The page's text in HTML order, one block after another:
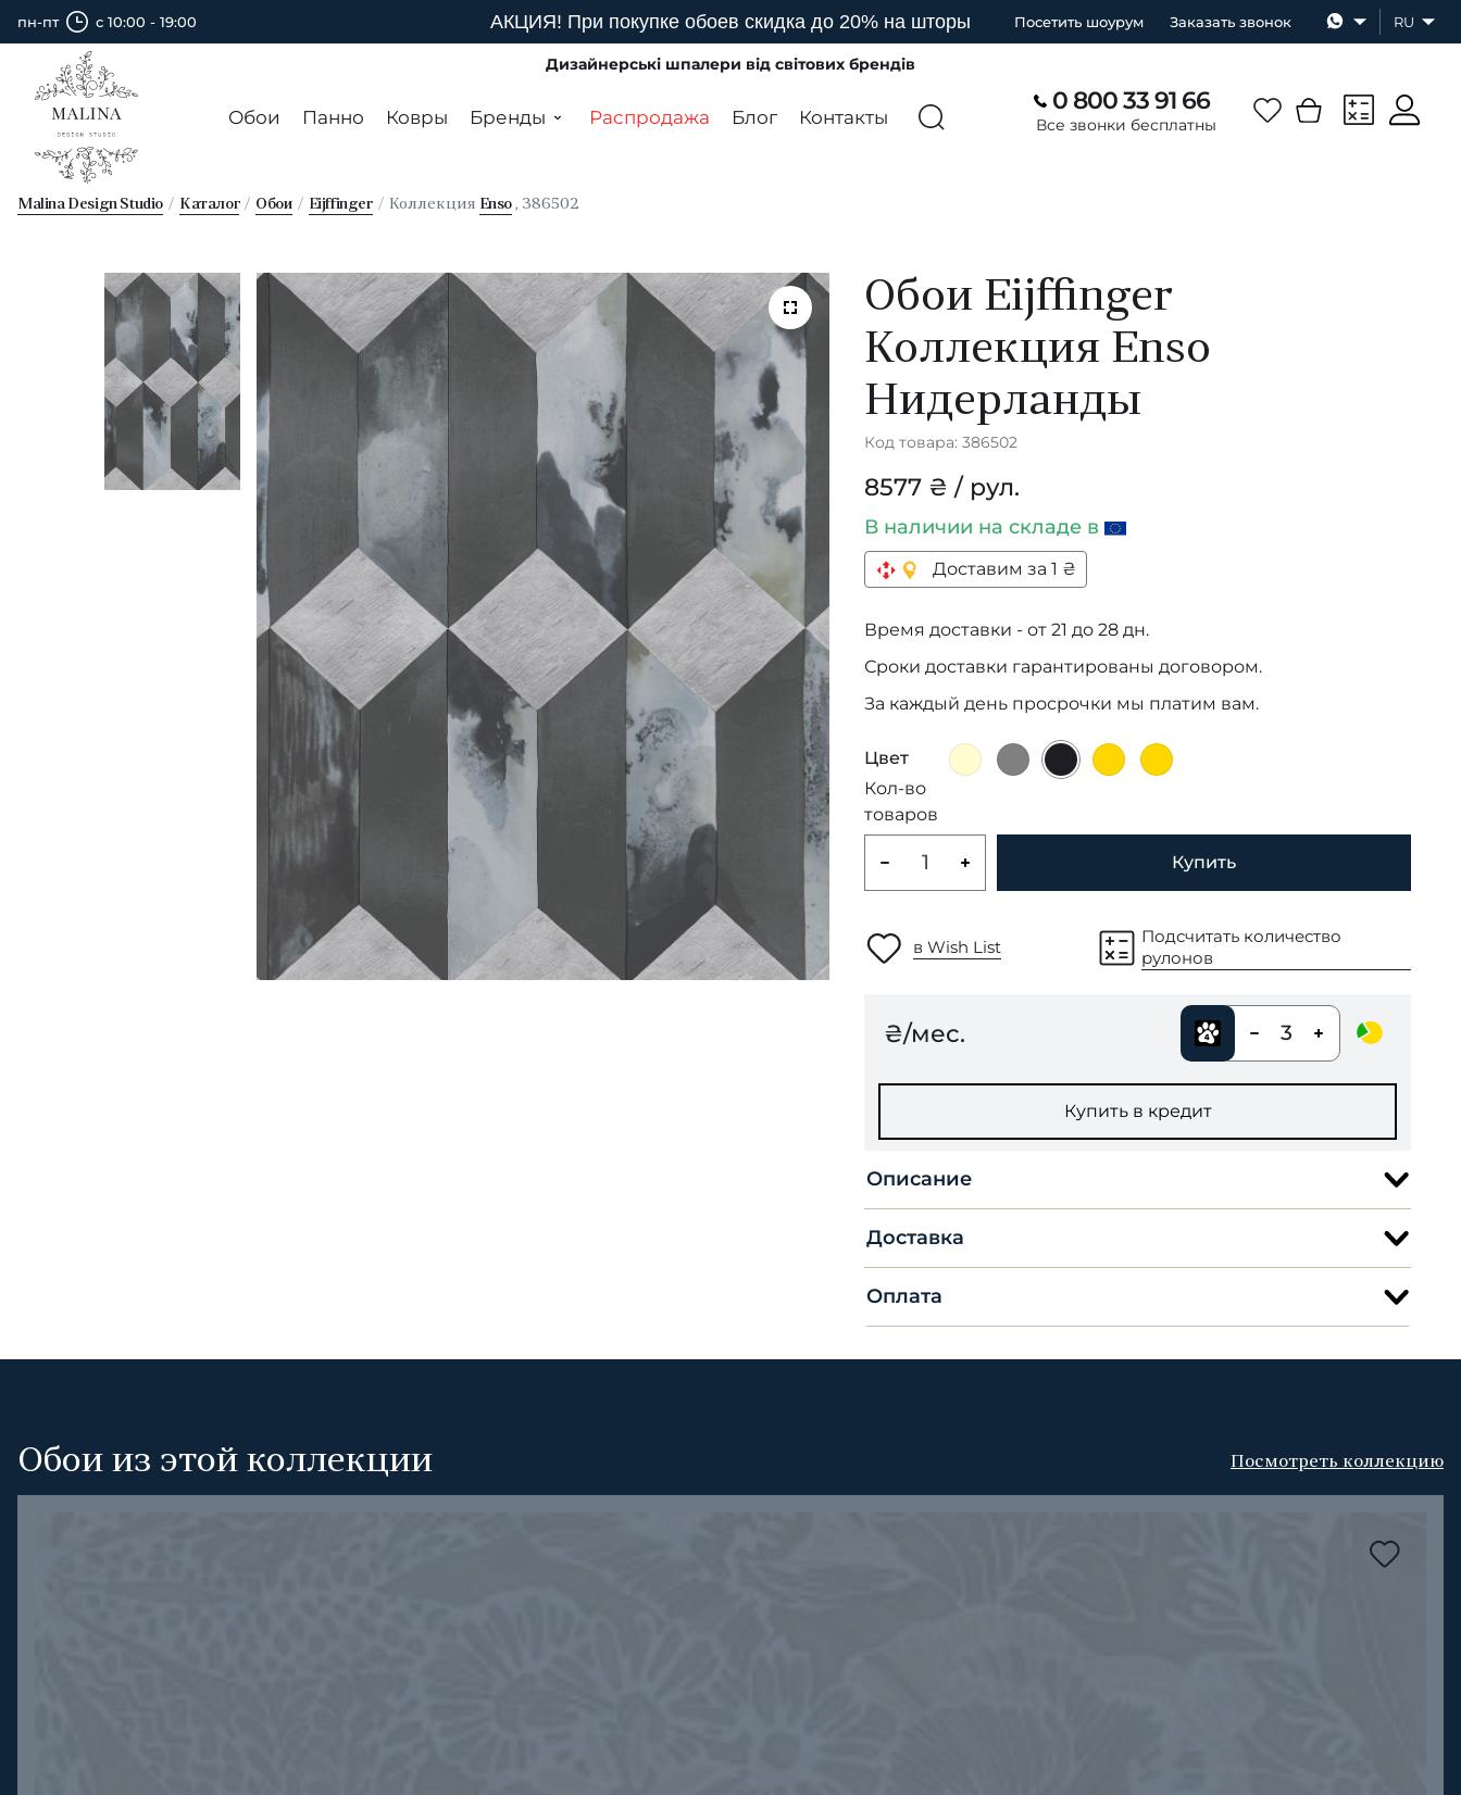
пн-пт с 10:00 - 19:00 АКЦИЯ! При покупке обоев скидка до 20% на шторы Посетить шоурум Заказать звонок RU
Дизайнерські шпалери від світових брендів
Обои Панно Ковры Бренды Распродажа Блог Контакты
0 800 33 91 66
Все звонки бесплатны
Malina Design Studio Каталог Обои Eijffinger Коллекция Enso , 386502
Обои Eijffinger
Коллекция Enso
Нидерланды
Код товара: 386502
8577 ₴ / рул.
В наличии на складе в
Доставим за 1 ₴
Время доставки - от 21 до 28 дн.
Сроки доставки гарантированы договором.
За каждый день просрочки мы платим вам.
Цвет
Кол-во
товаров
Купить
в Wish List
Подсчитать количество
рулонов
₴/мес. 3
Купить в кредит
Описание
Доставка
Оплата
Обои из этой коллекции Посмотреть коллекцию